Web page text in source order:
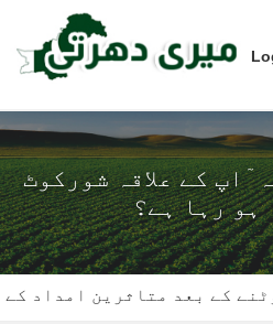
ٓاپ کے علاقہ شورکوٹ
ہو رہا ہے؟
بعد متاثرین امداد کے منتظر